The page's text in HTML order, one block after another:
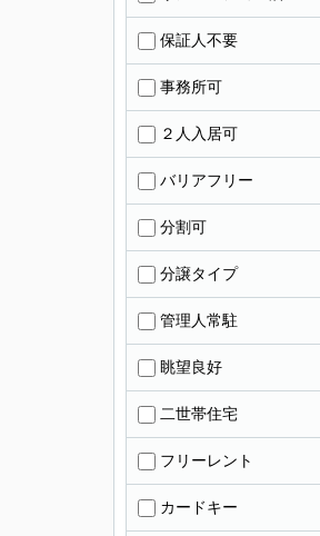
保証人不要
事務所可
２人入居可
バリアフリー
分割可
分譲タイプ
管理人常駐
眺望良好
二世帯住宅
フリーレント
カードキー